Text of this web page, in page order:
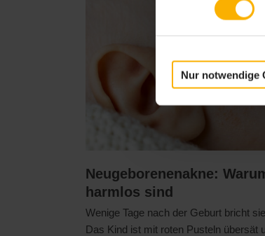
Nur notwendige
Neugeborenenakne:
harmlos sind
Wenige Tage nach der Geburt bricht
Das Kind ist mit roten Pusteln übersät